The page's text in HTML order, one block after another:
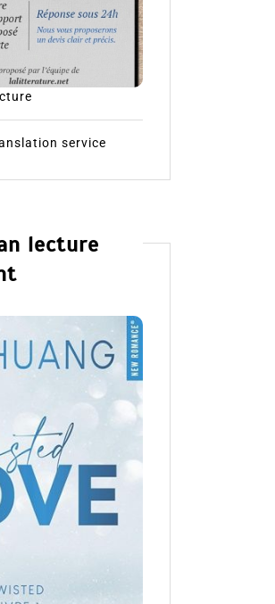
service
lecture